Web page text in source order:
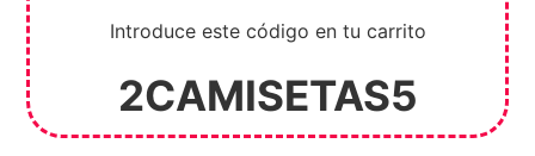
Introduce este código en tu carrito
2CAMISETAS5